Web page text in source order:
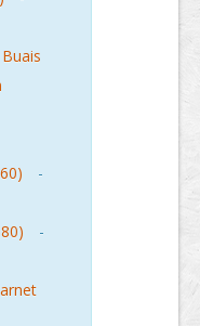
Buais
-
-